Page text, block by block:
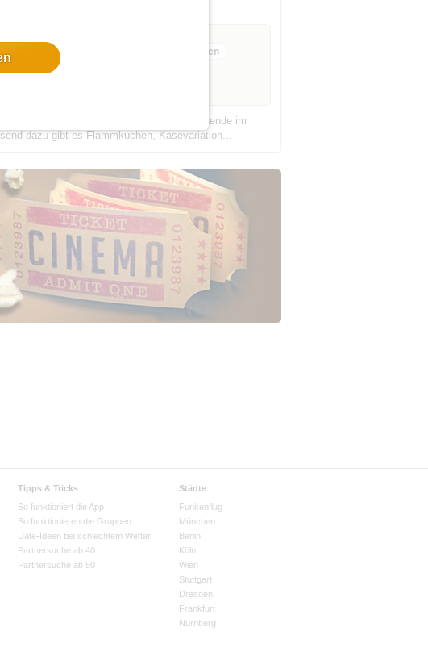
17 Anmeldungen
gesellig wird es zum Festwochenende im
dazu gibt es Flammkuchen, Käsevariation...
Tipps & Tricks
So funktioniert die App
So funktionieren die Gruppen
Date-Ideen bei schlechtem Wetter
Partnersuche ab 40
Partnersuche ab 50
Städte
Funkenflug
München
Berlin
Köln
Wien
Stuttgart
Dresden
Frankfurt
Nürnberg